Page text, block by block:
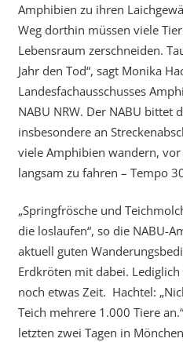
Amphibien zu ihren
Weg dorthin müssen viele
Lebensraum zerschneiden.
Jahr den Tod“, sagt Monika
Landesfachausschusses
NABU NRW. Der NABU bittet
insbesondere an
viele Amphibien wandern,
langsam zu fahren – Tempo
„Springfrösche und
die loslaufen“, so die NABU-
aktuell guten
Erdkröten mit dabei.
noch etwas Zeit. Hachtel:
Teich mehrere 1.000 Tiere
letzten zwei Tagen in